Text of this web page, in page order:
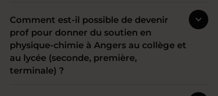
Comment est-il possible de devenir
prof pour donner du soutien en
physique-chimie à Angers au collège et
au lycée (seconde, première,
terminale) ?